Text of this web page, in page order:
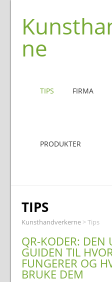
ne
TIPS FIRMA
PRODUKTER
TIPS
Kunsthandverkerne>Tips
QR-KODER: DEN
GUIDEN TIL
FUNGERER OG
BRUKE DEM